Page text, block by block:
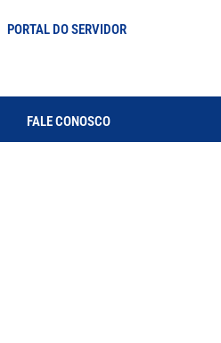
PORTAL DO SERVIDOR
FALE CONOSCO